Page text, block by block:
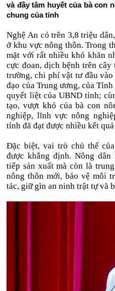
và đầy tâm huyết của bà con
chung của tỉnh
Nghệ An có trên 3,8 triệu
ở khu vực nông thôn. Trong
mặt với rất nhiều khó khăn
cực đoan, dịch bệnh trên
trường, chi phí vật tư đầu
đạo của Trung ương, của
quyết liệt của UBND tỉnh;
tạo, vượt khó của bà con
nghiệp, lĩnh vực nông
tỉnh đã đạt được nhiều kết
Đặc biệt, vai trò chủ thể
được khẳng định. Nông
tiếp sản xuất mà còn là
nông thôn mới, bảo vệ môi
tác, giữ gìn an ninh trật tự và